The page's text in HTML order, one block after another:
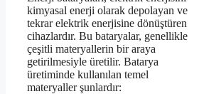
kimyasal enerji olarak depolayan ve
tekrar elektrik enerjisine dönüştüren
cihazlardır. Bu bataryalar, genellikle
çeşitli materyallerin bir araya
getirilmesiyle üretilir. Batarya
üretiminde kullanılan temel
materyaller şunlardır: